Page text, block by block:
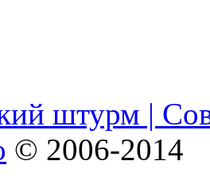
штурм |
© 2006-2014